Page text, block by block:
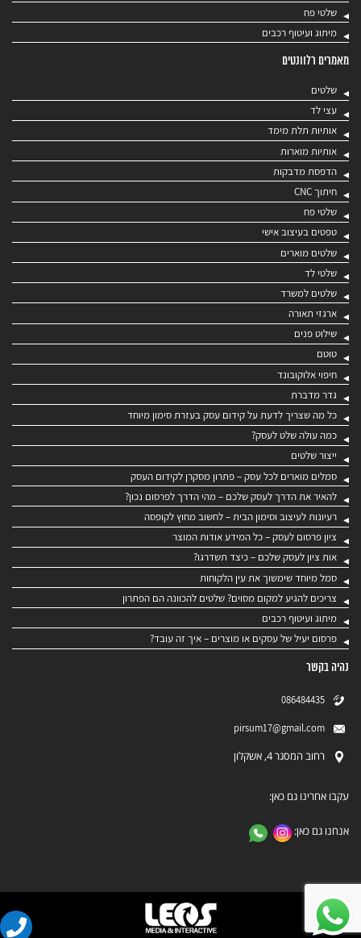
שלטי פח
מיתוג ועיטוף רכבים
מאמרים רלוונטים
שלטים
עצי לד
אותיות תלת מימד
אותיות מוארות
הדפסת מדבקות
חיתוך CNC
שלטי פח
טפטים בעיצוב אישי
שלטים מוארים
שלטי לד
שלטים למשרד
ארגזי תאורה
שילוט פנים
טוטם
חיפוי אלוקובונד
גדר מדברת
כל מה שצריך לדעת על קידום עסק בעזרת סימון מיוחד
כמה עולה שלט לעסק?
ייצור שלטים
סמלים מוארים לכל עסק – פתרון מסקרן לקידום העסק
להאיר את הדרך לעסק שלכם – מהי הדרך לפרסום נכון?
רעיונות לעיצוב וסימון הבית – לחשוב מחוץ לקופסה
ציון פרסום לעסק – כל המידע אודות המוצר
אות ציון לעסק שלכם – כיצד תשדרגו?
סמל מיוחד שימשוך את עין הלקוחות
צריכים להגיע למקום מסוים? שלטים להכוונה הם הפתרון
מיתוג ועיטוף רכבים
פרסום יעיל של עסקים או מוצרים – איך זה עובד?
נהיה בקשר
086484435
pirsum17@gmail.com
רחוב המסגר 4, אשקלון
עקבו אחרינו גם כאן:
אנחנו גם כאן: